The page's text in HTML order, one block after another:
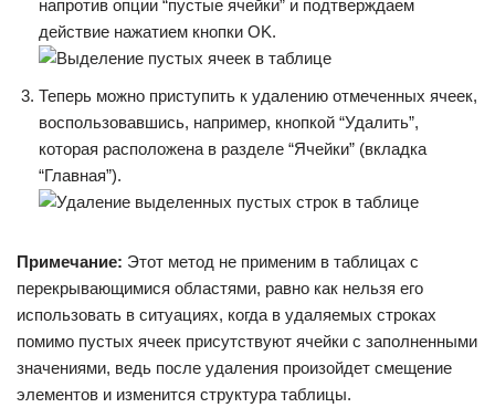
напротив опции “пустые ячейки” и подтверждаем
действие нажатием кнопки OK.
Теперь можно приступить к удалению отмеченных ячеек,
воспользовавшись, например, кнопкой “Удалить”,
которая расположена в разделе “Ячейки” (вкладка
“Главная”).
Примечание: Этот метод не применим в таблицах с
перекрывающимися областями, равно как нельзя его
использовать в ситуациях, когда в удаляемых строках
помимо пустых ячеек присутствуют ячейки с заполненными
значениями, ведь после удаления произойдет смещение
элементов и изменится структура таблицы.